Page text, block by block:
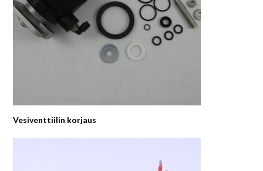
Vesiventtiilin korjaus